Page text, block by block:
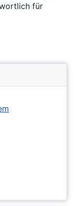
für